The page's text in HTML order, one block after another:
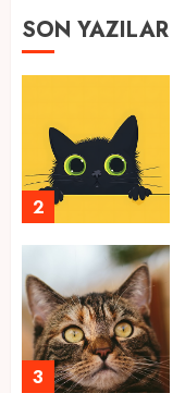
SON YAZILAR
1
2
3